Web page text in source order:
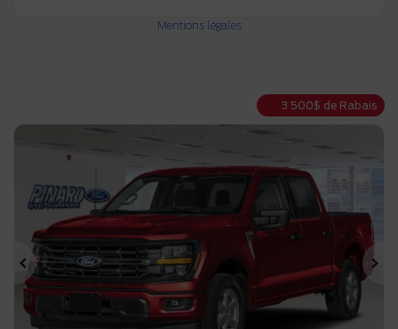
Mentions légales
3 500$ de Rabais
Précédent